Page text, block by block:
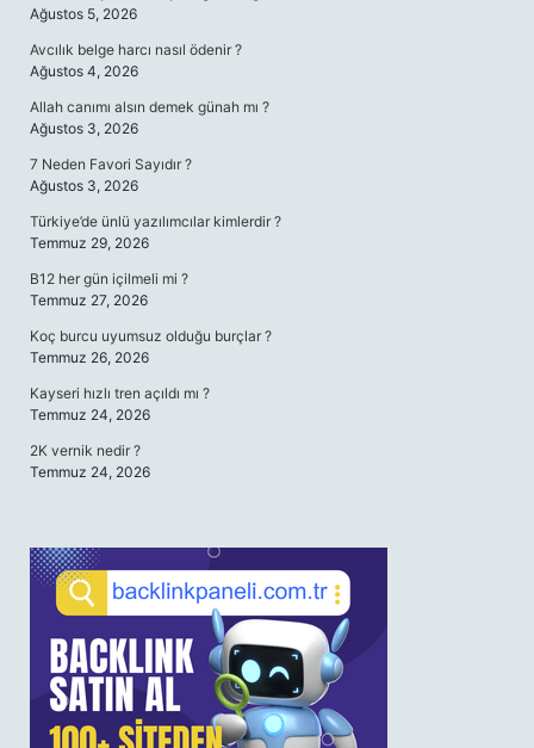
Ağustos 5, 2026
Avcılık belge harcı nasıl ödenir ?
Ağustos 4, 2026
Allah canımı alsın demek günah mı ?
Ağustos 3, 2026
7 Neden Favori Sayıdır ?
Ağustos 3, 2026
Türkiye’de ünlü yazılımcılar kimlerdir ?
Temmuz 29, 2026
B12 her gün içilmeli mi ?
Temmuz 27, 2026
Koç burcu uyumsuz olduğu burçlar ?
Temmuz 26, 2026
Kayseri hızlı tren açıldı mı ?
Temmuz 24, 2026
2K vernik nedir ?
Temmuz 24, 2026